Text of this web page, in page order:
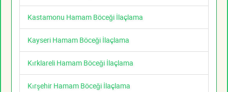
Kastamonu Hamam Böceği İlaçlama
Kayseri Hamam Böceği İlaçlama
Kırklareli Hamam Böceği İlaçlama
Kırşehir Hamam Böceği İlaçlama